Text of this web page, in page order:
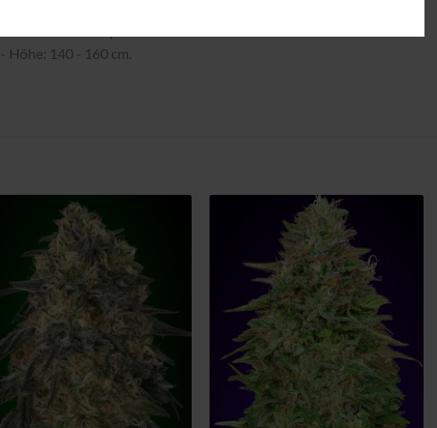
- Höhe: 140 - 160 cm.
Wunschzettel
hinzufügen
Wunschzettel
hinzufügen